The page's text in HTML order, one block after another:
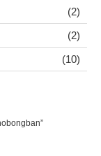
(2)
(2)
(10)